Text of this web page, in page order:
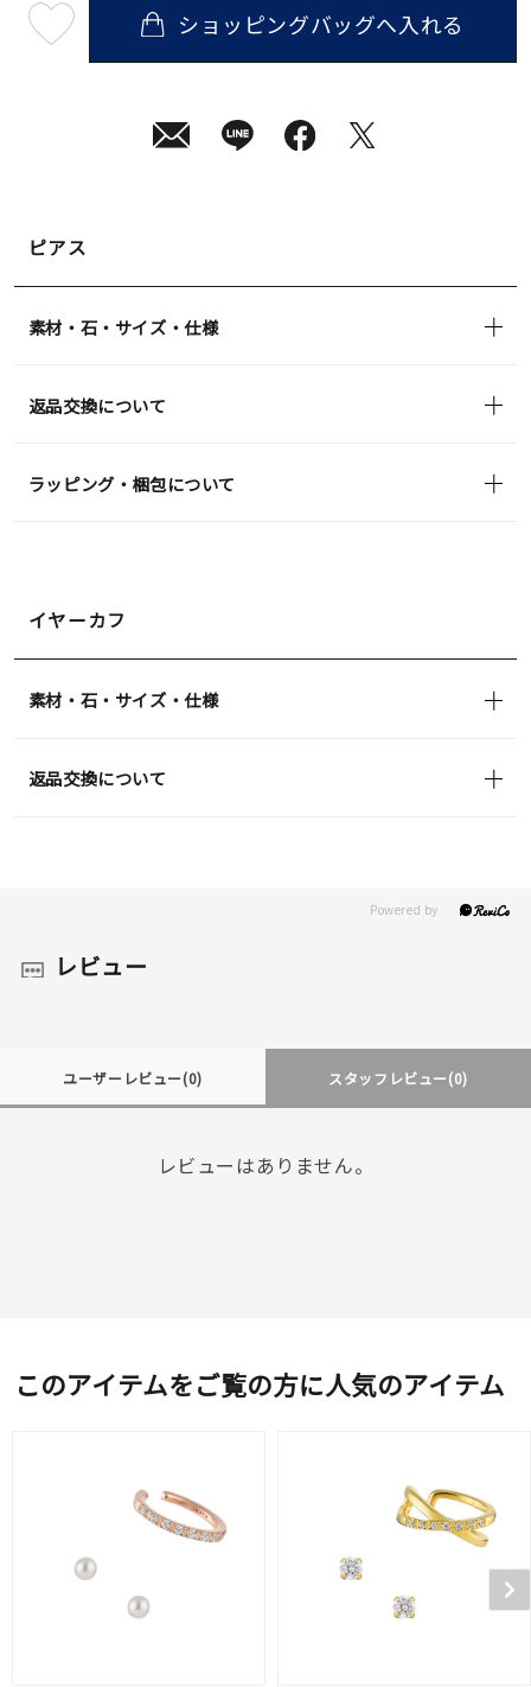
08
ショッピングバッグへ入れる
ピアス
素材・石・サイズ・仕様
返品交換について
ラッピング・梱包について
イヤーカフ
素材・石・サイズ・仕様
返品交換について
レビュー
ユーザーレビュー(0) スタッフレビュー(0)
レビューはありません。
このアイテムをご覧の方に人気のアイテム